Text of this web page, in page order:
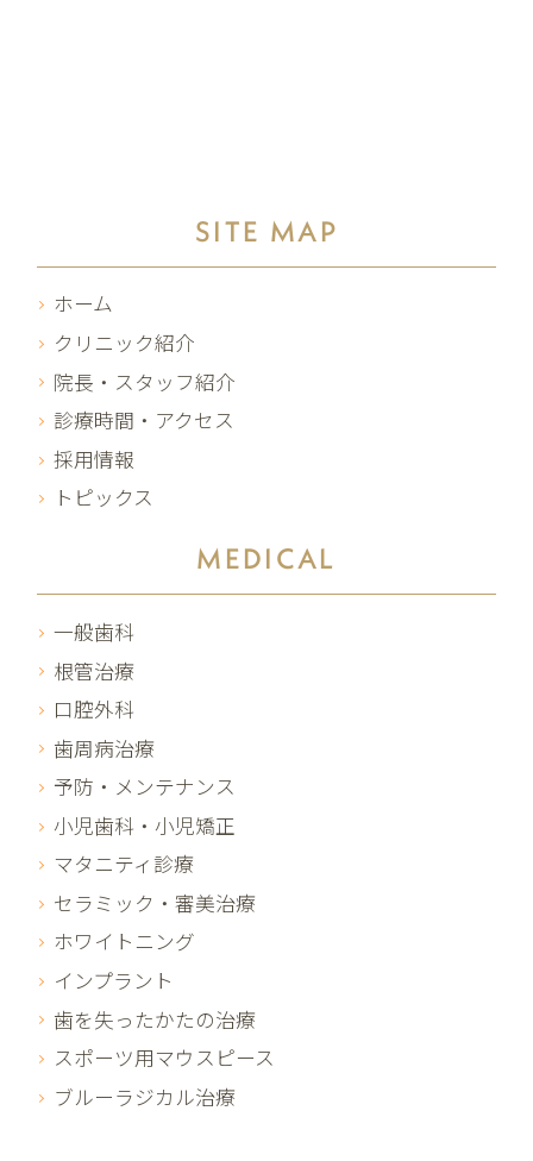
SITE MAP
ホーム
クリニック紹介
院長・スタッフ紹介
診療時間・アクセス
採用情報
トピックス
MEDICAL
一般歯科
根管治療
口腔外科
歯周病治療
予防・メンテナンス
小児歯科・小児矯正
マタニティ診療
セラミック・審美治療
ホワイトニング
インプラント
歯を失ったかたの治療
スポーツ用マウスピース
ブルーラジカル治療